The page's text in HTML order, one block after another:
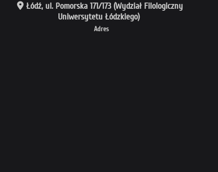
Adres
Łódź, ul. Pomorska 171/173 (Wydział Filologiczny
Uniwersytetu Łódzkiego)